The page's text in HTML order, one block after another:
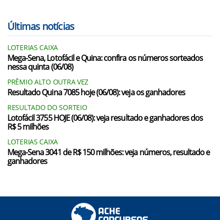
Últimas notícias
LOTERIAS CAIXA
Mega-Sena, Lotofácil e Quina: confira os números sorteados
nessa quinta (06/08)
PRÊMIO ALTO OUTRA VEZ
Resultado Quina 7085 hoje (06/08): veja os ganhadores
RESULTADO DO SORTEIO
Lotofácil 3755 HOJE (06/08): veja resultado e ganhadores dos
R$ 5 milhões
LOTERIAS CAIXA
Mega-Sena 3041 de R$ 150 milhões: veja números, resultado e
ganhadores